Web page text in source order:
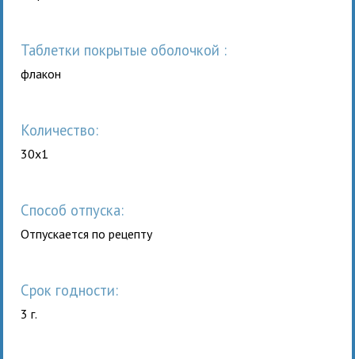
таблетки покрытые оболочкой :
флакон
Количество:
30x1
Способ отпуска:
Отпускается по рецепту
Срок годности:
3 г.